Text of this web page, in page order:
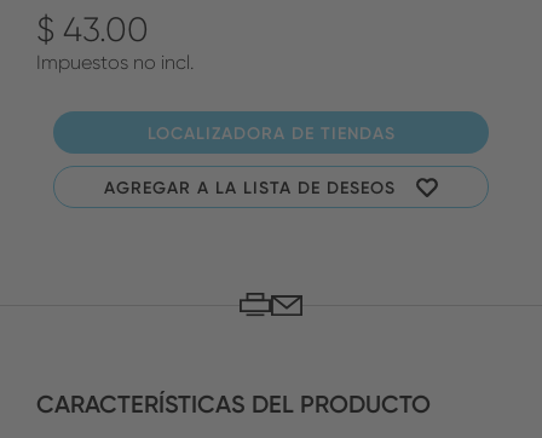
$ 43.00
Impuestos no incl.
LOCALIZADORA DE TIENDAS
AGREGAR A LA LISTA DE DESEOS
CARACTERÍSTICAS DEL PRODUCTO